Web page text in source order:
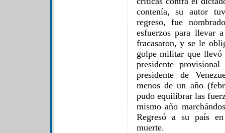
contenía, su autor
regreso, fue
esfuerzos para llevar
fracasaron, y se le
golpe militar que llevó
presidente
presidente de
menos de un año
pudo equilibrar las
mismo año
Regresó a su país
muerte.